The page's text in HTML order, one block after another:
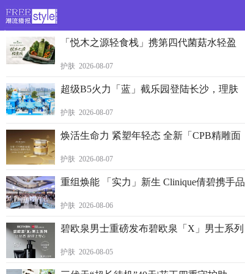
>
「悦木之源轻食栈」携第四代菌菇水轻盈
护肤 2026-08-07
超级B5火力「蓝」截乐园登陆长沙，理肤
护肤 2026-08-07
焕活生命力 紧塑年轻态 全新「CPB精雕面
护肤 2026-08-07
重组焕能 「实力」新生 Clinique倩碧携手品
护肤 2026-08-06
碧欧泉男士重磅发布碧欧泉「X」男士系列
护肤 2026-08-05